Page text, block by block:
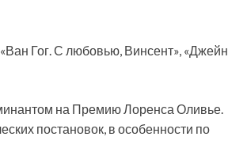
Гог. С любовью, Винсент», «Джейн
на Премию Лоренса Оливье.
постановок, в особенности по